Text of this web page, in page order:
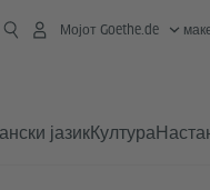
Мојот Goethe.de
јазикКултура